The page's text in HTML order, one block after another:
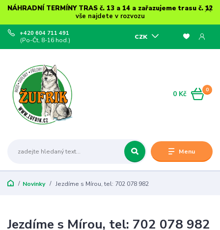
NÁHRADNÍ TERMÍNY TRAS č. 13 a 14 a zařazujeme trasu č. 12
vše najdete v rozvozu
Menu
CZK
+420 604 711 491
(Po-Čt, 8-16 hod.)
0
0 Kč
Novinky Jezdíme s Mírou, tel: 702 078 982
Jezdíme s Mírou, tel: 702 078 982